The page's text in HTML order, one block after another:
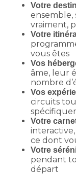
Votre
ensemble,
vraiment,
Votre
vous êtes
Vos
âme, leur
nombre
Vos
circuits
Votre
ce dont
Votre
pendant
départ